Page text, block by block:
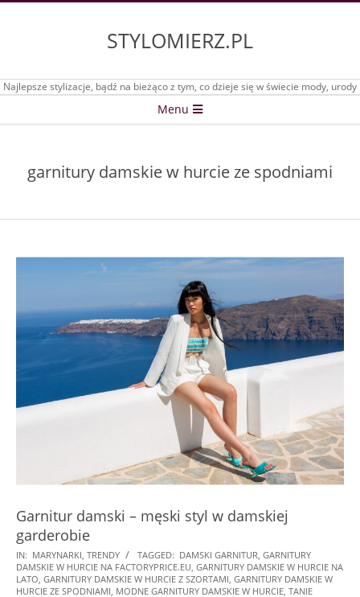
STYLOMIERZ.PL
Najlepsze stylizacje, bądź na bieżąco z tym, co dzieje się w świecie mody, urody
Menu
garnitury damskie w hurcie ze spodniami
Garnitur damski – męski styl w damskiej
garderobie
2022-
07-
11
IN: MARYNARKI TRENDY TAGGED: DAMSKI GARNITUR GARNITURY
DAMSKIE W HURCIE NA FACTORYPRICE.EU GARNITURY DAMSKIE W HURCIE NA
LATO GARNITURY DAMSKIE W HURCIE Z SZORTAMI GARNITURY DAMSKIE W
HURCIE ZE SPODNIAMI MODNE GARNITURY DAMSKIE W HURCIE TANIE